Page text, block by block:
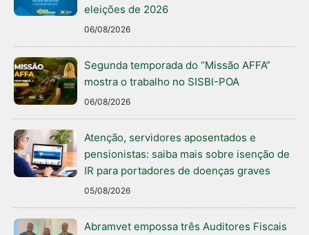
eleições de 2026
06/08/2026
Segunda temporada do “Missão AFFA”
mostra o trabalho no SISBI-POA
06/08/2026
Atenção, servidores aposentados e
pensionistas: saiba mais sobre isenção de
IR para portadores de doenças graves
05/08/2026
Abramvet empossa três Auditores Fiscais